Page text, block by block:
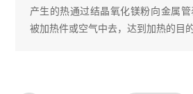
产生的热通过结晶氧化镁粉向金属管
被加热件或空气中去，达到加热的目的